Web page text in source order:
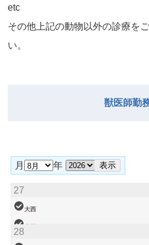
etc
その他上記の動物以外の診療を
い。
獣医師勤
月 年
27
大西
28